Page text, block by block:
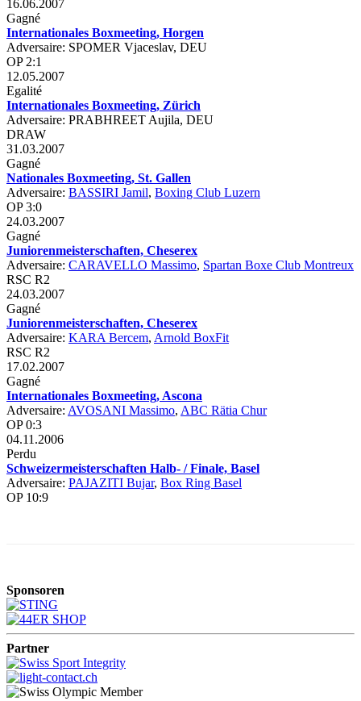
16.06.2007
Gagné
Internationales Boxmeeting, Horgen
Adversaire: SPOMER Vjaceslav, DEU
OP 2:1
12.05.2007
Egalité
Internationales Boxmeeting, Zürich
Adversaire: PRABHREET Aujila, DEU
DRAW
31.03.2007
Gagné
Nationales Boxmeeting, St. Gallen
Adversaire: BASSIRI Jamil, Boxing Club Luzern
OP 3:0
24.03.2007
Gagné
Juniorenmeisterschaften, Cheserex
Adversaire: CARAVELLO Massimo, Spartan Boxe Club Montreux
RSC R2
24.03.2007
Gagné
Juniorenmeisterschaften, Cheserex
Adversaire: KARA Bercem, Arnold BoxFit
RSC R2
17.02.2007
Gagné
Internationales Boxmeeting, Ascona
Adversaire: AVOSANI Massimo, ABC Rätia Chur
OP 0:3
04.11.2006
Perdu
Schweizermeisterschaften Halb- / Finale, Basel
Adversaire: PAJAZITI Bujar, Box Ring Basel
OP 10:9
Sponsoren
Partner